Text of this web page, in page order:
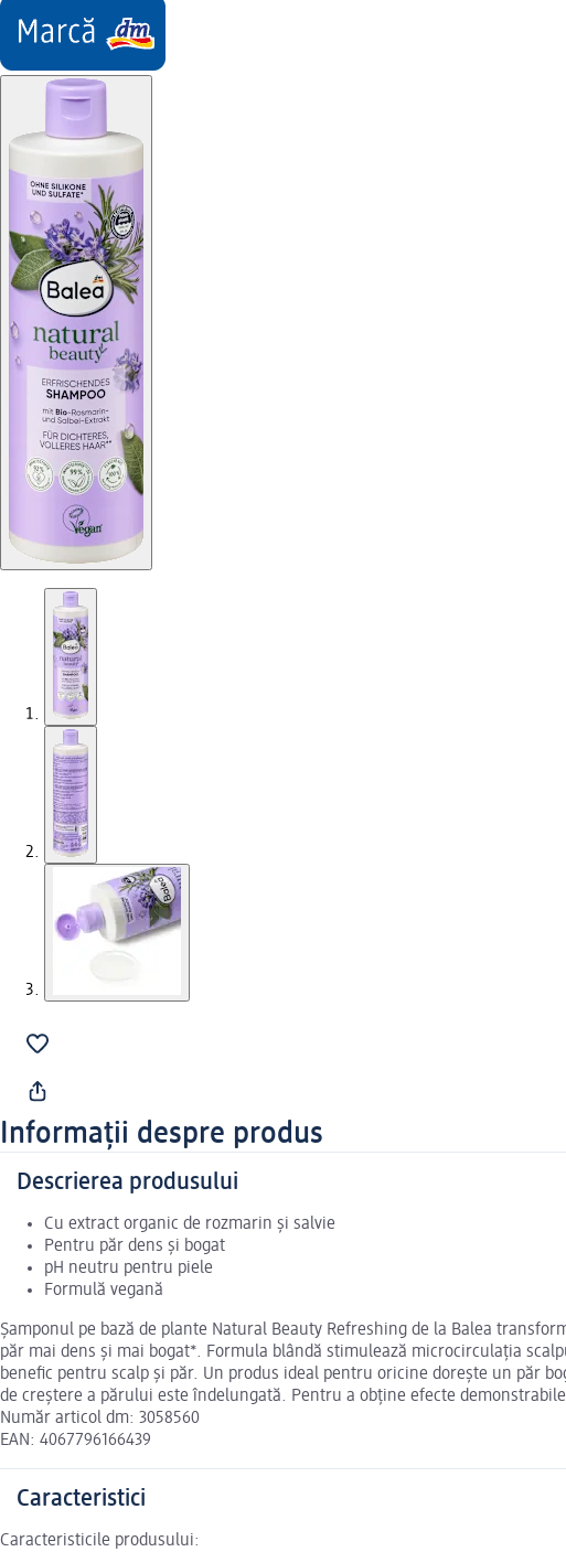
Informații despre produs
Descrierea produsului
Cu extract organic de rozmarin și salvie
Pentru păr dens și bogat
pH neutru pentru piele
Formulă vegană
Șamponul pe bază de plante Natural Beauty Refreshing de la Balea
păr mai dens și mai bogat*. Formula blândă stimulează microcirculația
benefic pentru scalp și păr. Un produs ideal pentru oricine dorește un păr
de creștere a părului este îndelungată. Pentru a obține efecte
Număr articol dm: 3058560
EAN: 4067796166439
Caracteristici
Caracteristicile produsului: